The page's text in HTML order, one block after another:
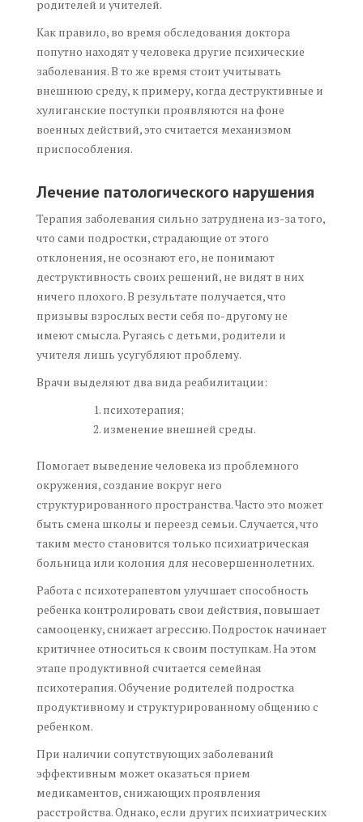
родителей и учителей.
Как правило, во время обследования доктора
попутно находят у человека другие психические
заболевания. В то же время стоит учитывать
внешнюю среду, к примеру, когда деструктивные и
хулиганские поступки проявляются на фоне
военных действий, это считается механизмом
приспособления.
Лечение патологического нарушения
Терапия заболевания сильно затруднена из-за того,
что сами подростки, страдающие от этого
отклонения, не осознают его, не понимают
деструктивность своих решений, не видят в них
ничего плохого. В результате получается, что
призывы взрослых вести себя по-другому не
имеют смысла. Ругаясь с детьми, родители и
учителя лишь усугубляют проблему.
Врачи выделяют два вида реабилитации:
психотерапия;
изменение внешней среды.
Помогает выведение человека из проблемного
окружения, создание вокруг него
структурированного пространства. Часто это может
быть смена школы и переезд семьи. Случается, что
таким место становится только психиатрическая
больница или колония для несовершеннолетних.
Работа с психотерапевтом улучшает способность
ребенка контролировать свои действия, повышает
самооценку, снижает агрессию. Подросток начинает
критичнее относиться к своим поступкам. На этом
этапе продуктивной считается семейная
психотерапия. Обучение родителей подростка
продуктивному и структурированному общению с
ребенком.
При наличии сопутствующих заболеваний
эффективным может оказаться прием
медикаментов, снижающих проявления
расстройства. Однако, если других психиатрических